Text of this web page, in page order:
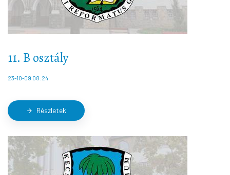
11. B osztály
23-10-09 08:24
arrow_forward Részletek